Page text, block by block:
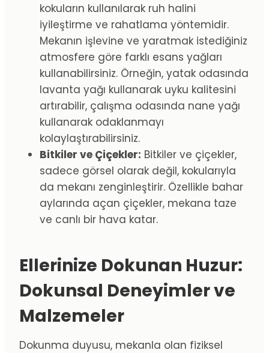
kokuların kullanılarak ruh halini
iyileştirme ve rahatlama yöntemidir.
Mekanın işlevine ve yaratmak istediğiniz
atmosfere göre farklı esans yağları
kullanabilirsiniz. Örneğin, yatak odasında
lavanta yağı kullanarak uyku kalitesini
artırabilir, çalışma odasında nane yağı
kullanarak odaklanmayı
kolaylaştırabilirsiniz.
Bitkiler ve Çiçekler: Bitkiler ve çiçekler,
sadece görsel olarak değil, kokularıyla
da mekanı zenginleştirir. Özellikle bahar
aylarında açan çiçekler, mekana taze
ve canlı bir hava katar.
Ellerinize Dokunan Huzur:
Dokunsal Deneyimler ve
Malzemeler
Dokunma duyusu, mekanla olan fiziksel